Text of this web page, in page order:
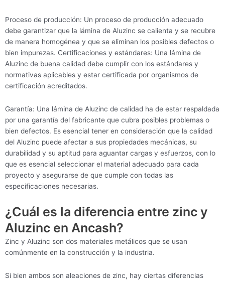
Proceso de producción: Un proceso de producción adecuado
debe garantizar que la lámina de Aluzinc se calienta y se recubre
de manera homogénea y que se eliminan los posibles defectos o
bien impurezas. Certificaciones y estándares: Una lámina de
Aluzinc de buena calidad debe cumplir con los estándares y
normativas aplicables y estar certificada por organismos de
certificación acreditados.
Garantía: Una lámina de Aluzinc de calidad ha de estar respaldada
por una garantía del fabricante que cubra posibles problemas o
bien defectos. Es esencial tener en consideración que la calidad
del Aluzinc puede afectar a sus propiedades mecánicas, su
durabilidad y su aptitud para aguantar cargas y esfuerzos, con lo
que es esencial seleccionar el material adecuado para cada
proyecto y asegurarse de que cumple con todas las
especificaciones necesarias.
¿Cuál es la diferencia entre zinc y
Aluzinc en Ancash?
Zinc y Aluzinc son dos materiales metálicos que se usan
comúnmente en la construcción y la industria.
Si bien ambos son aleaciones de zinc, hay ciertas diferencias